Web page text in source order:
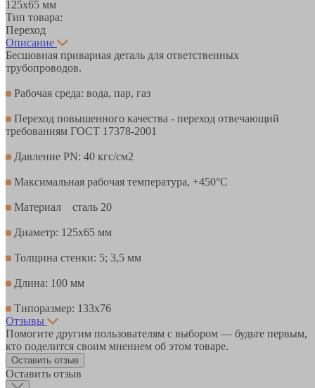
125х65 мм
Тип товара:
Переход
Описание
Бесшовная приварная деталь для ответственных
трубопроводов.
Рабочая среда: вода, пар, газ
Переход повышенного качества - переход отвечающий
требованиям ГОСТ 17378-2001
Давление PN: 40 кгс/см2
Максимальная рабочая температура, +450°С
Материал сталь 20
Диаметр: 125х65 мм
Толщина стенки: 5; 3,5 мм
Длина: 100 мм
Типоразмер: 133х76
Отзывы
Помогите другим пользователям с выбором — будьте первым,
кто поделится своим мнением об этом товаре.
Оставить отзыв
Оставить отзыв